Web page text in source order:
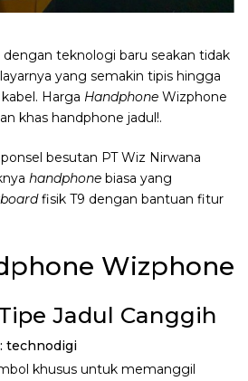
teknologi baru seakan tidak
yang semakin tipis hingga
Harga Handphone Wizphone
khas handphone jadul!.
besutan PT Wiz Nirwana
handphone biasa yang
fisik T9 dengan bantuan fitur
Wizphone
Jadul Canggih
khusus untuk memanggil